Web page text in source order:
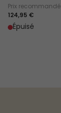
Prix recommandé
124,95 €
Épuisé